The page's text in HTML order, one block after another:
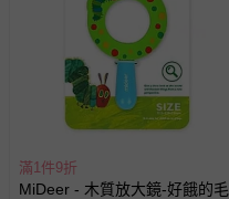
滿1件9折
MiDeer - 木質放大鏡-好餓的毛